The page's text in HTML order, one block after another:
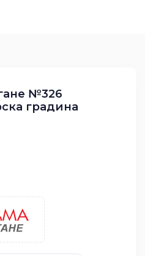
№326
градина